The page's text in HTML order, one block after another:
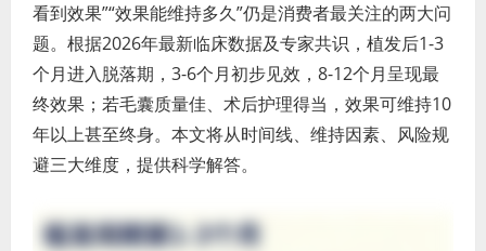
看到效果”“效果能维持多久”仍是消费者最关注的两大问
题。根据2026年最新临床数据及专家共识，植发后1-3
个月进入脱落期，3-6个月初步见效，8-12个月呈现最
终效果；若毛囊质量佳、术后护理得当，效果可维持10
年以上甚至终身。本文将从时间线、维持因素、风险规
避三大维度，提供科学解答。